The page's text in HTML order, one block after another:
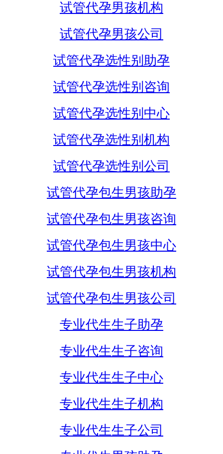
试管代孕男孩机构
试管代孕男孩公司
试管代孕选性别助孕
试管代孕选性别咨询
试管代孕选性别中心
试管代孕选性别机构
试管代孕选性别公司
试管代孕包生男孩助孕
试管代孕包生男孩咨询
试管代孕包生男孩中心
试管代孕包生男孩机构
试管代孕包生男孩公司
专业代生生子助孕
专业代生生子咨询
专业代生生子中心
专业代生生子机构
专业代生生子公司